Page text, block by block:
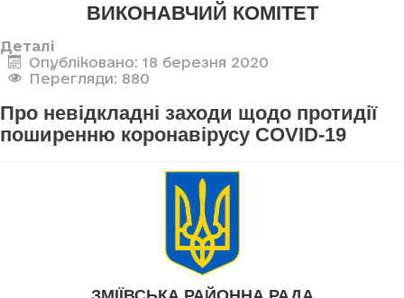
ВИКОНАВЧИЙ КОМІТЕТ
Деталі
Опубліковано: 18 березня 2020
Перегляди: 880
Про невідкладні заходи щодо протидії
поширенню коронавірусу COVID-19